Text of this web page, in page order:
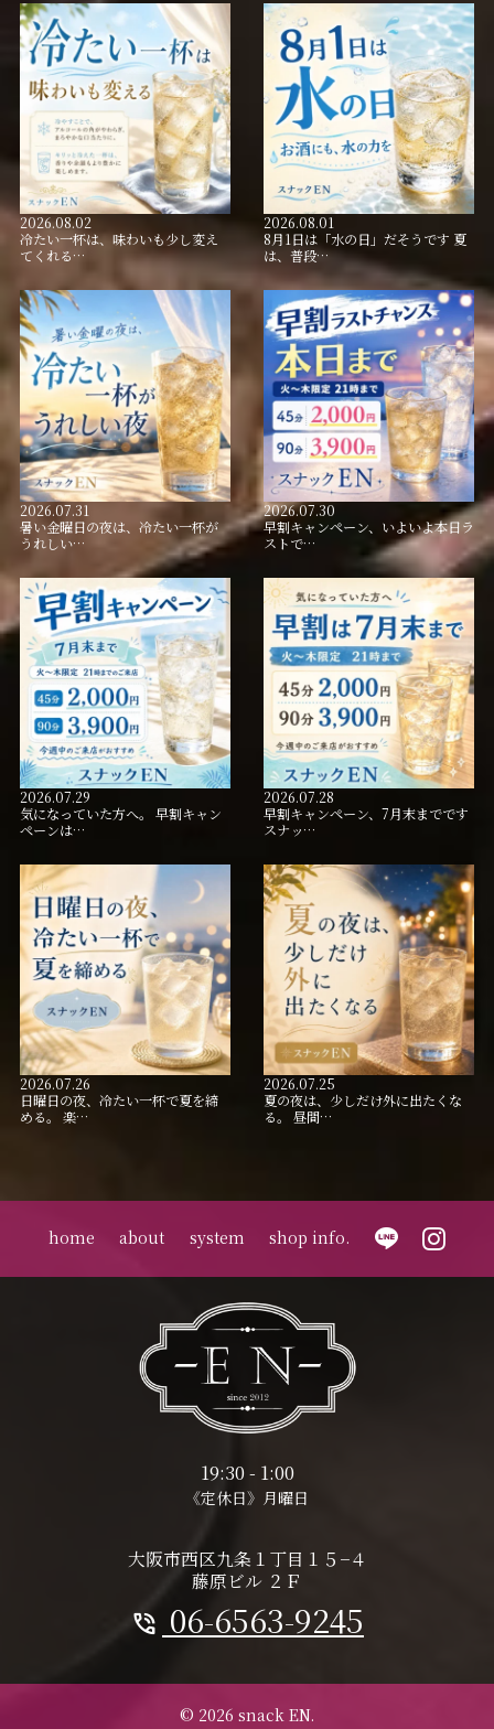
2026.08.02
冷たい一杯は、味わいも少し変え
てくれる…
2026.08.01
8月1日は「水の日」だそうです 夏
は、普段…
2026.07.31
暑い金曜日の夜は、冷たい一杯が
うれしい…
2026.07.30
早割キャンペーン、いよいよ本日ラ
ストで…
2026.07.29
気になっていた方へ。 早割キャン
ペーンは…
2026.07.28
早割キャンペーン、7月末までです
スナッ…
2026.07.26
日曜日の夜、冷たい一杯で夏を締
める。 楽…
2026.07.25
夏の夜は、少しだけ外に出たくな
る。 昼間…
home about system shop info.
19:30 - 1:00
《定休日》月曜日
大阪市西区九条１丁目１５−４
藤原ビル ２Ｆ
phone_in_talk 06-6563-9245
© 2026 snack EN.